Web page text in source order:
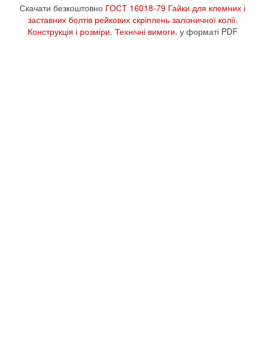
Скачати безкоштовно ГОСТ 16018-79 Гайки для клемних і
заставних болтів рейкових скріплень залізничної колії.
Конструкція і розміри. Технічні вимоги. у форматі PDF